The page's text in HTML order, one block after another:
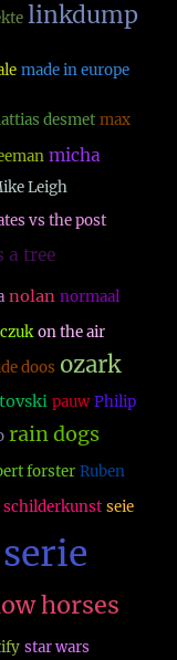
linkdump
made in europe
desmet max
micha
Leigh
vs the post
a tree
nolan normaal
on the air
doos ozark
pauw Philip
rain dogs
forster Ruben
schilderkunst seie
serie
horses
star wars